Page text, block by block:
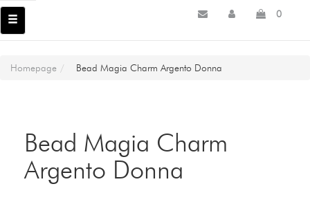
0
Homepage Bead Magia Charm Argento Donna
Bead Magia Charm
Argento Donna